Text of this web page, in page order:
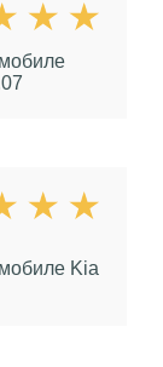
Kia